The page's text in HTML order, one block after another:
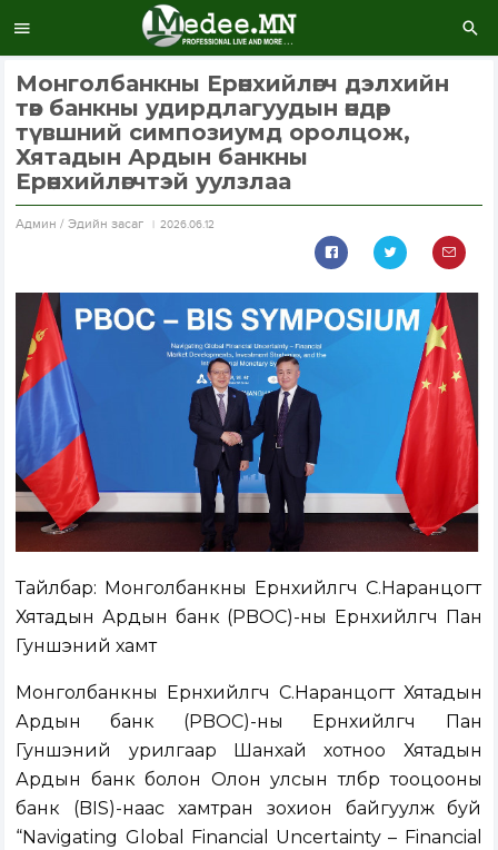
Монголбанкны Ерөнхийлөгч дэлхийн
төв банкны удирдлагуудын өндөр
түвшний симпозиумд оролцож,
Хятадын Ардын банкны
Ерөнхийлөгчтэй уулзлаа
Aдмин / Эдийн засаг 2026.06.12
Тайлбар: Монголбанкны Ерөнхийлөгч С.Наранцогт
Хятадын Ардын банк (PBOC)-ны Ерөнхийлөгч Пан
Гуншэний хамт
Монголбанкны Ерөнхийлөгч С.Наранцогт Хятадын
Ардын банк (PBOC)-ны Ерөнхийлөгч Пан
Гуншэний урилгаар Шанхай хотноо Хятадын
Ардын банк болон Олон улсын төлбөр тооцооны
банк (BIS)-наас хамтран зохион байгуулж буй
“Navigating Global Financial Uncertainty – Financial